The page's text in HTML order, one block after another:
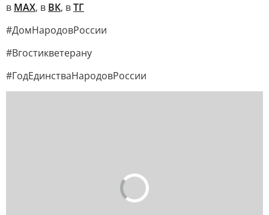
в МАХ, в ВК, вТГ
#ДомНародовРоссии
#Вгостикветерану
#ГодЕдинстваНародовРоссии